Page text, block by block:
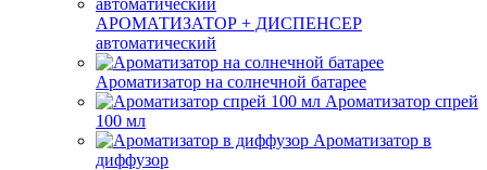
АРОМАТИЗАТОР + ДИСПЕНСЕР
автоматический
Ароматизатор на солнечной батарее
Ароматизатор спрей
100 мл
Ароматизатор в
диффузор